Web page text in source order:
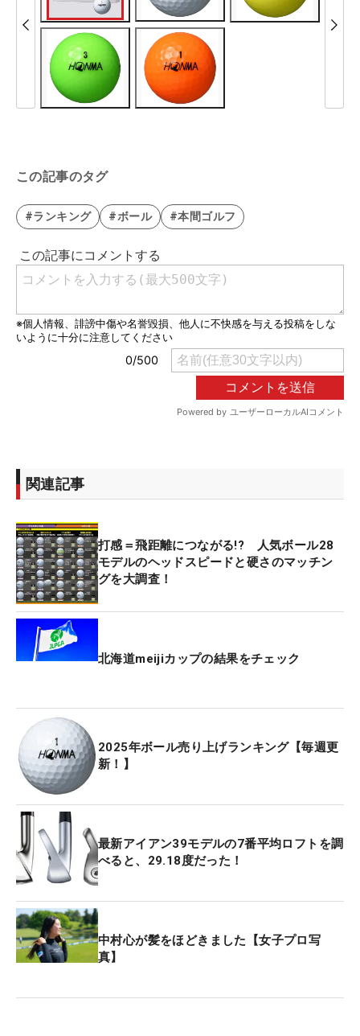
この記事のタグ
#ランキング #ボール #本間ゴルフ
関連記事
打感＝飛距離につながる!? 人気ボール28
モデルのヘッドスピードと硬さのマッチン
グを大調査！
北海道meijiカップの結果をチェック
2025年ボール売り上げランキング【毎週更
新！】
最新アイアン39モデルの7番平均ロフトを調
べると、29.18度だった！
中村心が髪をほどきました【女子プロ写
真】